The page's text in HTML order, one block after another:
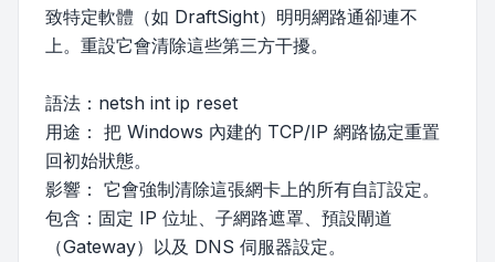
致特定軟體（如 DraftSight）明明網路通卻連不
上。重設它會清除這些第三方干擾。
語法：netsh int ip reset
用途： 把 Windows 內建的 TCP/IP 網路協定重置
回初始狀態。
影響： 它會強制清除這張網卡上的所有自訂設定。
包含：固定 IP 位址、子網路遮罩、預設閘道
（Gateway）以及 DNS 伺服器設定。